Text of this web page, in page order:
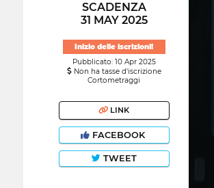
SCADENZA
31 MAY 2025
Inizio delle iscrizioni!
Pubblicato: 10 Apr 2025
Non ha tasse d'iscrizione
Cortometraggi
LINK
FACEBOOK
TWEET